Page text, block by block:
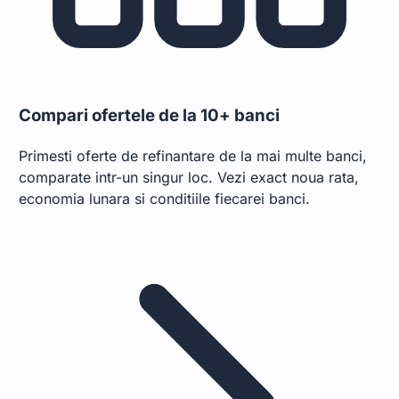
Compari ofertele de la 10+ banci
Primesti oferte de refinantare de la mai multe banci,
comparate intr-un singur loc. Vezi exact noua rata,
economia lunara si conditiile fiecarei banci.